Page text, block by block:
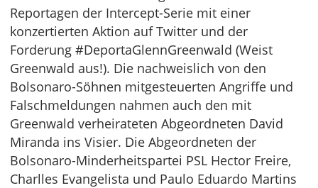
Reportagen der Intercept-Serie mit einer
konzertierten Aktion auf Twitter und der
Forderung #DeportaGlennGreenwald (Weist
Greenwald aus!). Die nachweislich von den
Bolsonaro-Söhnen mitgesteuerten Angriffe und
Falschmeldungen nahmen auch den mit
Greenwald verheirateten Abgeordneten David
Miranda ins Visier. Die Abgeordneten der
Bolsonaro-Minderheitspartei PSL Hector Freire,
Charlles Evangelista und Paulo Eduardo Martins